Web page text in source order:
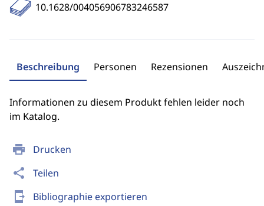
print Drucken
share Teilen
send_to_mobile Bibliographie exportieren
10.1628/004056906783246587
Beschreibung Personen Rezensionen
Informationen zu diesem Produkt fehlen leider noch
im Katalog.